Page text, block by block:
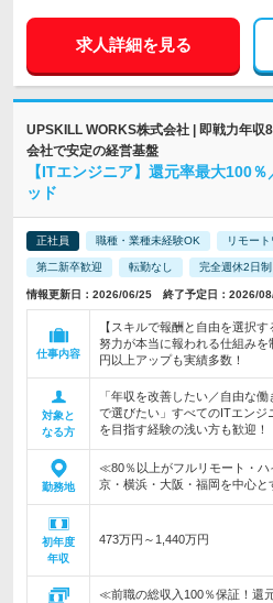
求人詳細を見る
UPSKILL WORKS株式会社 | 即戦力年収
会社で安定の経営基盤
【ITエンジニア】還元率最大100
ッド
正社員 職種・業種未経験OK リモー
第二新卒歓迎 転勤なし 完全週休2日制
情報更新日：2026/06/25 終了予定日：2026/
仕事内容
【スキルで報酬と自由を選択
努力が本当に報われる仕組み
円以上アップも実績多数！
対象と
なる方
「年収を改善したい／自由な
で選びたい」すべてのITエン
を目指す経験の浅い方も歓迎！
勤務地
≪80％以上がフルリモート・
京・横浜・大阪・福岡を中心と
初年度
年収
473万円～1,440万円
≪前職の総収入100％保証！還